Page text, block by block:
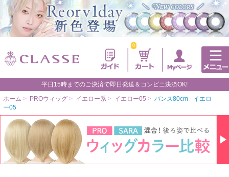
0
平日15時までのご決済で即日発送＆コンビニ決済OK!
ホーム > PROウィッグ > イエロー系 > イエロー05 > バンス80cm - イエロ
ー05